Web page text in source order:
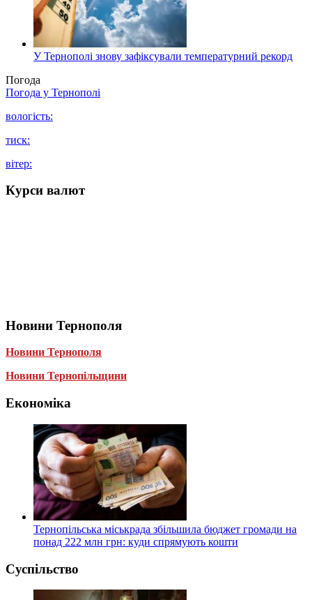
У Тернополі знову зафіксували температурний рекорд
Погода
Погода у Тернополі
вологість:
тиск:
вітер:
Курси валют
Новини Тернополя
Новини Тернополя
Новини Тернопільщини
Економіка
Тернопільська міськрада збільшила бюджет громади на
понад 222 млн грн: куди спрямують кошти
Суспільство